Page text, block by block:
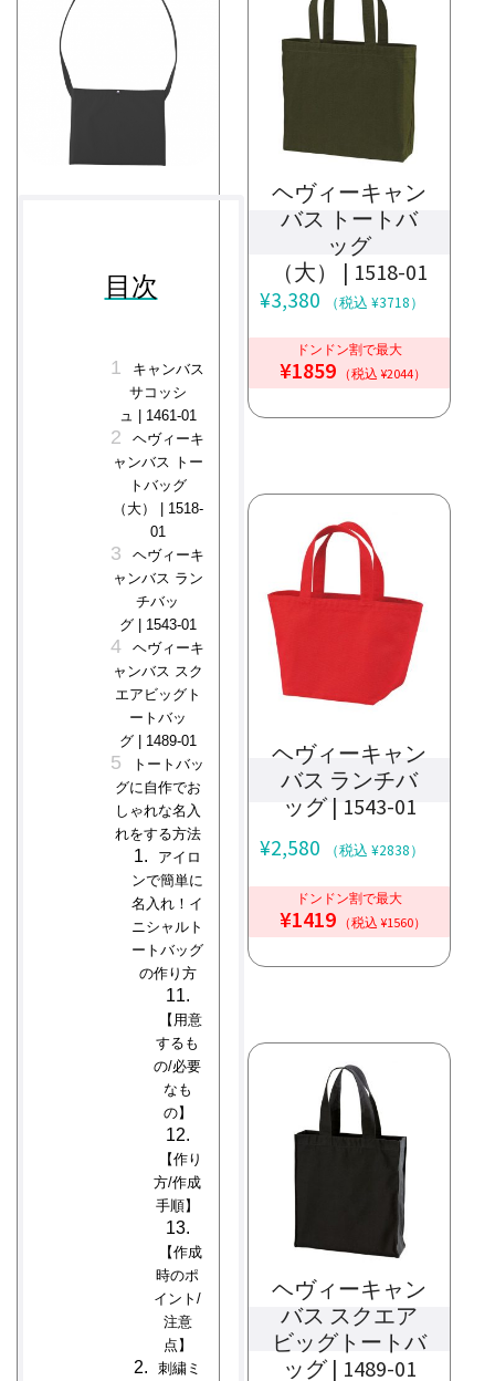
目次
キャンバス
サコッシ
ュ | 1461-01
ヘヴィーキ
ャンバス トー
トバッグ
（大） | 1518-
01
ヘヴィーキ
ャンバス ラン
チバッ
グ | 1543-01
ヘヴィーキ
ャンバス スク
エアビッグト
ートバッ
グ | 1489-01
トートバッ
グに自作でお
しゃれな名入
れをする方法
アイロ
ンで簡単に
名入れ！イ
ニシャルト
ートバッグ
の作り方
【用意
するも
の/必要
なも
の】
【作り
方/作成
手順】
【作成
時のポ
イント/
注意
点】
刺繍ミ
ヘヴィーキャン
バス トートバ
ッグ
（大） | 1518-01
¥3,380 （税込 ¥3718）
ドンドン割で最大
¥1859 （税込 ¥2044）
ヘヴィーキャン
バス ランチバ
ッグ | 1543-01
¥2,580 （税込 ¥2838）
ドンドン割で最大
¥1419 （税込 ¥1560）
ヘヴィーキャン
バス スクエア
ビッグトートバ
ッグ | 1489-01